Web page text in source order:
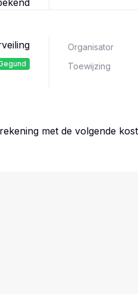
Organisator
Toewijzing
met de volgende